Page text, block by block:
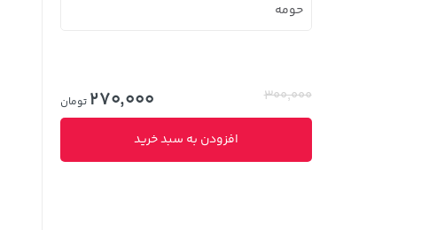
حومه
300,000
270,000 تومان
افزودن به سبد خرید